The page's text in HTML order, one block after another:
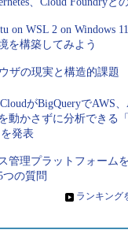
on WSL 2 on Windows
を構築してみよう
ザの現実と構造的課題
がBigQueryでAWS
動かさずに分析できる
発表
管理プラットフォーム
つの質問
» ランキング